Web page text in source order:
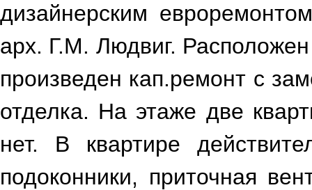
дизайнерским
арх. Г.М. Людвиг.
произведен кап.ремонт с
отделка. На этаже две
нет. В квартире
подоконники, приточная